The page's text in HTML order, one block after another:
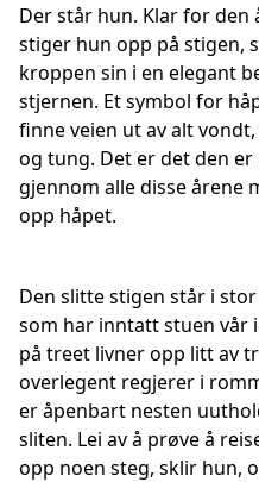
Der står hun. Klar for
stiger hun opp på stigen,
kroppen sin i en elegant
stjernen. Et symbol for
finne veien ut av alt
og tung. Det er det den
gjennom alle disse årene
opp håpet.
Den slitte stigen står i
som har inntatt stuen vår
på treet livner opp litt av
overlegent regjerer i
er åpenbart nesten
sliten. Lei av å prøve å
opp noen steg, sklir hun,